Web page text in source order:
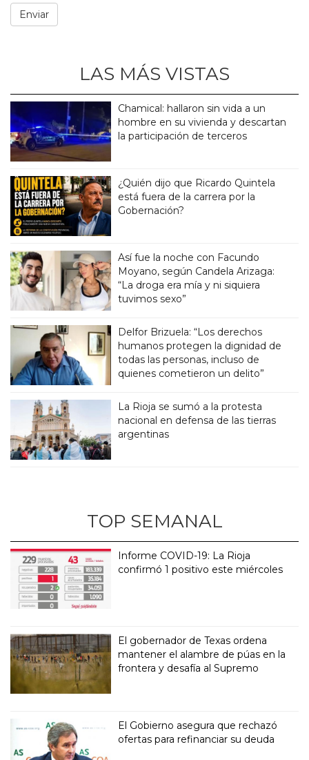
LAS MÁS VISTAS
Chamical: hallaron sin vida a un
hombre en su vivienda y descartan
la participación de terceros
¿Quién dijo que Ricardo Quintela
está fuera de la carrera por la
Gobernación?
Así fue la noche con Facundo
Moyano, según Candela Arizaga:
“La droga era mía y ni siquiera
tuvimos sexo”
Delfor Brizuela: “Los derechos
humanos protegen la dignidad de
todas las personas, incluso de
quienes cometieron un delito”
La Rioja se sumó a la protesta
nacional en defensa de las tierras
argentinas
TOP SEMANAL
Informe COVID-19: La Rioja
confirmó 1 positivo este miércoles
El gobernador de Texas ordena
mantener el alambre de púas en la
frontera y desafía al Supremo
El Gobierno asegura que rechazó
ofertas para refinanciar su deuda